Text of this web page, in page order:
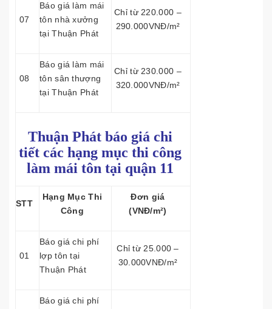
07
Báo giá làm mái
tôn nhà xưởng
tại Thuận Phát
Chỉ từ 220.000 –
290.000VNĐ/m²
08
Báo giá làm mái
tôn sân thượng
tại Thuận Phát
Chỉ từ 230.000 –
320.000VNĐ/m²
Thuận Phát báo giá chi
tiết các hạng mục thi công
làm mái tôn tại quận 11
STT
Hạng Mục Thi
Công
Đơn giá
(VNĐ/m²)
01
Báo giá chi phí
lợp tôn tại
Thuận Phát
Chỉ từ 25.000 –
30.000VNĐ/m²
Báo giá chi phí